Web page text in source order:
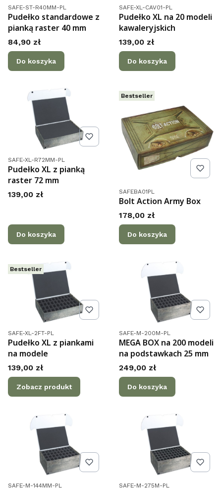
Kod produktu
SAFE-ST-R40MM-PL
Pudełko standardowe z
pianką raster 40 mm
Cena
84,90 zł
Do koszyka
Kod produktu
SAFE-XL-CAV01-PL
Pudełko XL na 20 modeli
kawaleryjskich
Cena
139,00 zł
Do koszyka
Kod produktu
SAFE-XL-R72MM-PL
Pudełko XL z pianką
raster 72 mm
Cena
139,00 zł
Do koszyka
Bestseller
Kod produktu
SAFEBA01PL
Bolt Action Army Box
Cena
178,00 zł
Do koszyka
Bestseller
Kod produktu
SAFE-XL-2FT-PL
Pudełko XL z piankami
na modele
Cena
139,00 zł
Zobacz produkt
Kod produktu
SAFE-M-200M-PL
MEGA BOX na 200 modeli
na podstawkach 25 mm
Cena
249,00 zł
Do koszyka
Kod produktu
SAFE-M-144MM-PL Kod produktu
SAFE-M-275M-PL